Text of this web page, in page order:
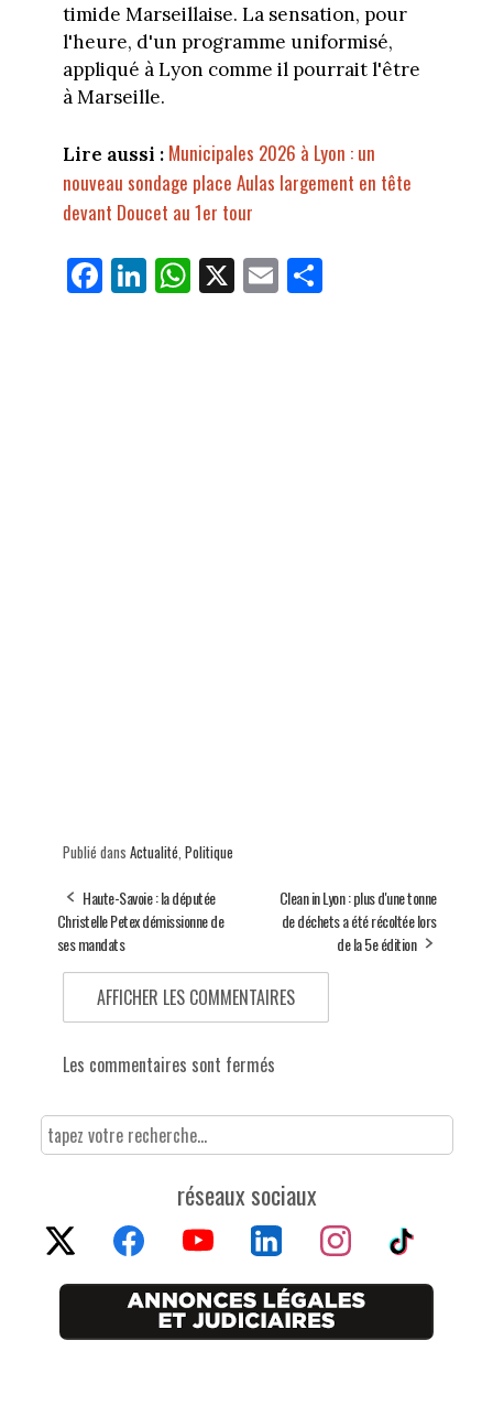
timide Marseillaise. La sensation, pour
l'heure, d'un programme uniformisé,
appliqué à Lyon comme il pourrait l'être
à Marseille.
Lire aussi : Municipales 2026 à Lyon : un
nouveau sondage place Aulas largement en tête
devant Doucet au 1er tour
Fa
ce
Li
nk
W
ha
X E
m
Pa
rt
Publié dans Actualité Politique
Haute-Savoie : la députée
Christelle Petex démissionne de
ses mandats
Clean in Lyon : plus d'une tonne
de déchets a été récoltée lors
de la 5e édition
AFFICHER LES COMMENTAIRES
Les commentaires sont fermés
réseaux sociaux